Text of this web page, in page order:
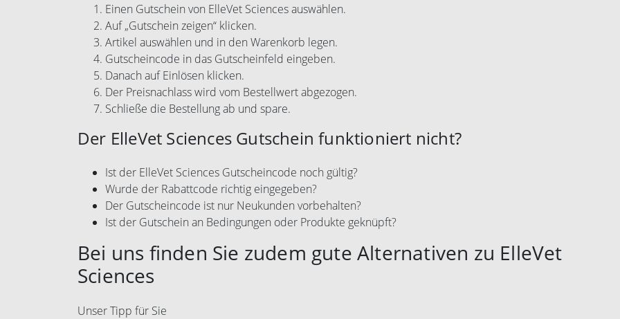
Einen Gutschein von ElleVet Sciences auswählen.
Auf „Gutschein zeigen“ klicken.
Artikel auswählen und in den Warenkorb legen.
Gutscheincode in das Gutscheinfeld eingeben.
Danach auf Einlösen klicken.
Der Preisnachlass wird vom Bestellwert abgezogen.
Schließe die Bestellung ab und spare.
Der ElleVet Sciences Gutschein funktioniert nicht?
Ist der ElleVet Sciences Gutscheincode noch gültig?
Wurde der Rabattcode richtig eingegeben?
Der Gutscheincode ist nur Neukunden vorbehalten?
Ist der Gutschein an Bedingungen oder Produkte geknüpft?
Bei uns finden Sie zudem gute Alternativen zu ElleVet
Sciences
Unser Tipp für Sie